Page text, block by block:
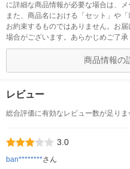
に詳細な商品情報が必要な場合は、
また、商品名における「セット」や
お約束するものではありません。お
場合がございます。あらかじめご了承
商品情報の
レビュー
総合評価に有効なレビュー数が足りま
3.0
ban********さん